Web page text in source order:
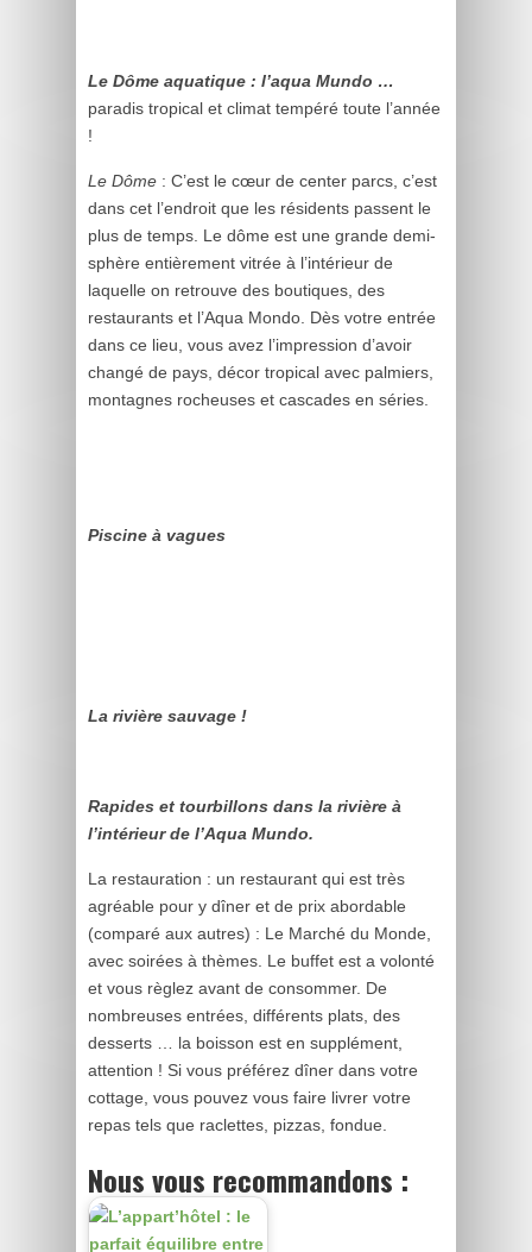
Le Dôme aquatique : l’aqua Mundo …
paradis tropical et climat tempéré toute l’année
!
Le Dôme : C’est le cœur de center parcs, c’est
dans cet l’endroit que les résidents passent le
plus de temps. Le dôme est une grande demi-
sphère entièrement vitrée à l’intérieur de
laquelle on retrouve des boutiques, des
restaurants et l’Aqua Mondo. Dès votre entrée
dans ce lieu, vous avez l’impression d’avoir
changé de pays, décor tropical avec palmiers,
montagnes rocheuses et cascades en séries.
Piscine à vagues
La rivière sauvage !
Rapides et tourbillons dans la rivière à
l’intérieur de l’Aqua Mundo.
La restauration : un restaurant qui est très
agréable pour y dîner et de prix abordable
(comparé aux autres) : Le Marché du Monde,
avec soirées à thèmes. Le buffet est a volonté
et vous règlez avant de consommer. De
nombreuses entrées, différents plats, des
desserts … la boisson est en supplément,
attention ! Si vous préférez dîner dans votre
cottage, vous pouvez vous faire livrer votre
repas tels que raclettes, pizzas, fondue.
Nous vous recommandons :